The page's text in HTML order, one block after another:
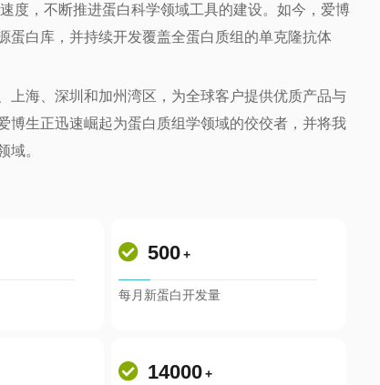
度，不断推进蛋白科学领域工具的建设。如今，爱博
蛋白库，并持续开发覆盖全蛋白质组的单克隆抗体
上海、深圳和加州湾区，为全球客户提供优质产品与
博生正迅速崛起为蛋白质组学领域的佼佼者，并将我
域。
500+
每月新蛋白开发量
14000+